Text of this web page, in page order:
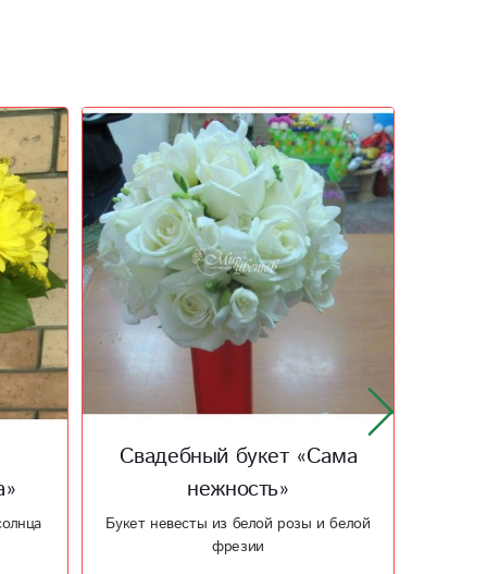
Свадебный букет «Розовая
свадьба»
Букет невесты